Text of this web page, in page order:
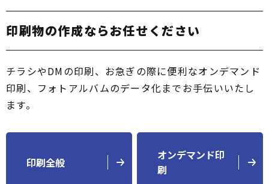
印刷物の作成ならお任せください
チラシやDMの印刷、お急ぎの際に便利なオンデマンド
印刷、フォトアルバムのデータ化までお手伝いいたし
ます。
印刷全般
オンデマンド印
刷